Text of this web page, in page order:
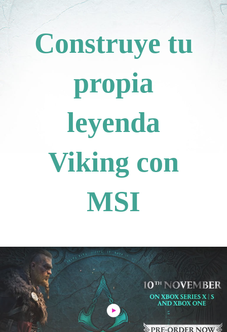
Construye tu
propia
leyenda
Viking con
MSI